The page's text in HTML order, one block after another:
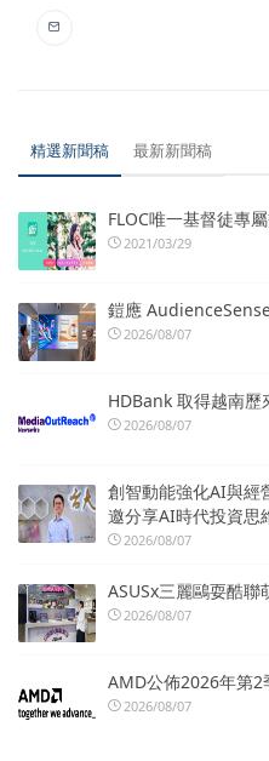
精選新聞稿 最新新聞稿
FLOC唯一基督徒專
2021/03/29
鎧應
2026/08/07
HDBank 取得越南歷
2026/08/07
創智動能強化AI與經
邀分享AI時代投資思
2026/08/07
ASUSx三麗鷗耍酷聯
2026/08/07
AMD公佈2026年第2
2026/08/07